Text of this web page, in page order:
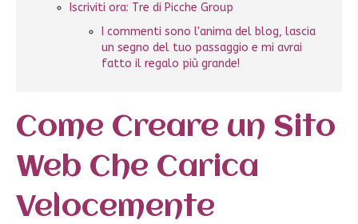
Iscriviti ora: Tre di Picche Group
I commenti sono l'anima del blog, lascia
un segno del tuo passaggio e mi avrai
fatto il regalo più grande!
Come Creare un Sito
Web Che Carica
Velocemente